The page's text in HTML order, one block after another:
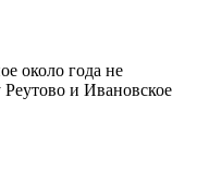
около года не
и Ивановское